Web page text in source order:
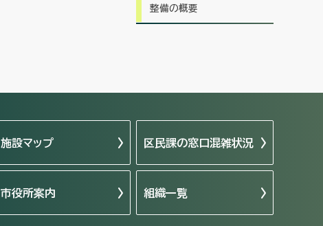
整備の概要
施設マップ 区民課の窓口混雑状況
市役所案内 組織一覧